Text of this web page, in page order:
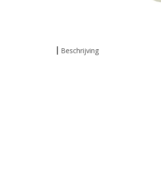
Beschrijving